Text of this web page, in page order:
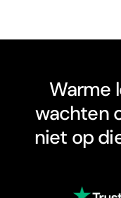
Warme
wachten
niet op